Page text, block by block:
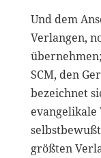
Und dem
Verlangen,
SCM, den
bezeichnet
evangelikale
größten